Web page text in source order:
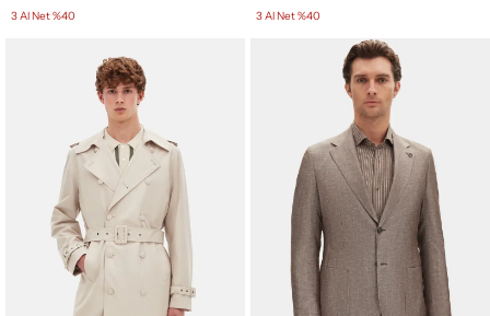
3 Al Net %40 3 Al Net %40